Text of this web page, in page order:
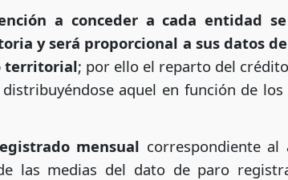
a conceder a cada entidad
y será proporcional a sus datos
territorial; por ello el reparto del
aquel en función de
mensual correspondiente
las medias del dato de paro